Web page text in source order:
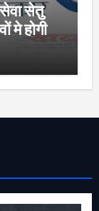
सेतु
मे होगी